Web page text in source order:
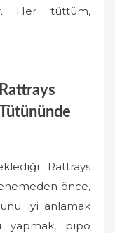
Her tüttüm,
Rattrays
önce,
iyi anlamak
yapmak, pipo